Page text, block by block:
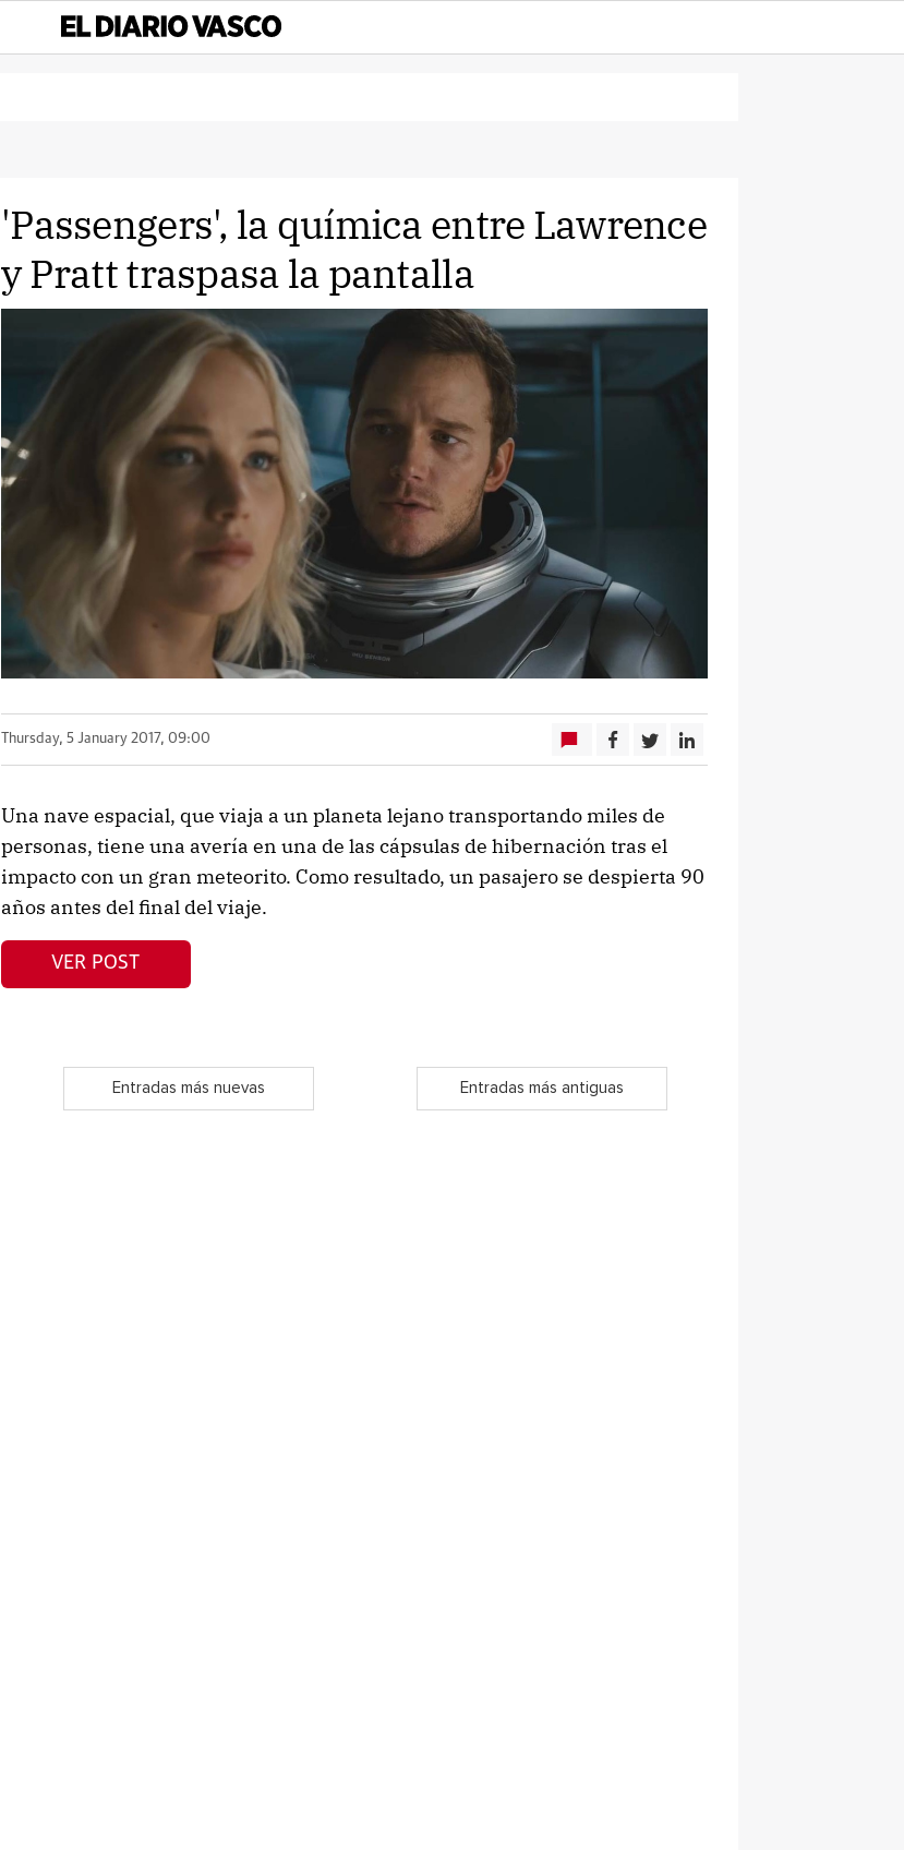
'Passengers', la química entre Lawrence
y Pratt traspasa la pantalla
Thursday, 5 January 2017, 09:00
Una nave espacial, que viaja a un planeta lejano transportando miles de
personas, tiene una avería en una de las cápsulas de hibernación tras el
impacto con un gran meteorito. Como resultado, un pasajero se despierta 90
años antes del final del viaje.
VER POST
Entradas más nuevas Entradas más antiguas